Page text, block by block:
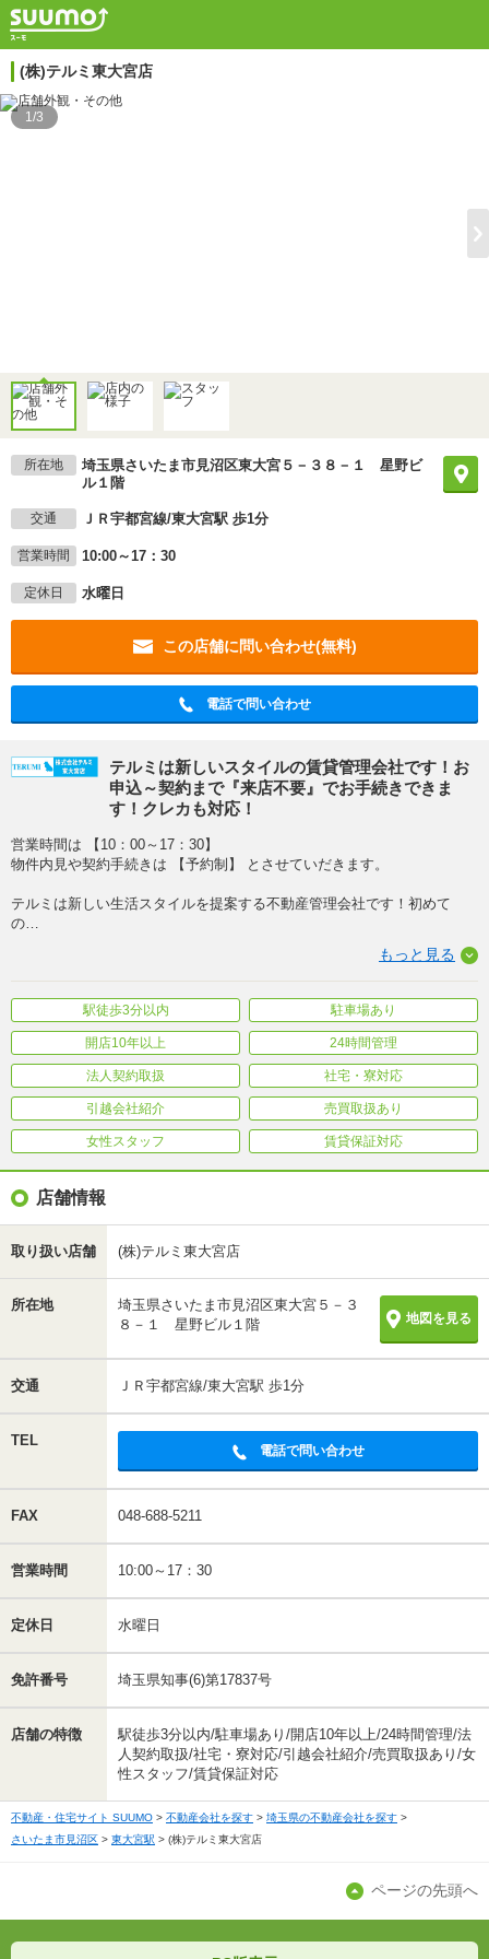
(株)テルミ東大宮店
1/3
所在地
埼玉県さいたま市見沼区東大宮５－３８－１ 星野ビ
ル１階
交通 ＪＲ宇都宮線/東大宮駅 歩1分
営業時間 10:00～17：30
定休日 水曜日
この店舗に問い合わせ(無料)
電話で問い合わせ
テルミは新しいスタイルの賃貸管理会社です！お
申込～契約まで『来店不要』でお手続きできま
す！クレカも対応！
営業時間は 【10：00～17：30】
物件内見や契約手続きは 【予約制】 とさせていだきます。
テルミは新しい生活スタイルを提案する不動産管理会社です！初めて
の…
もっと見る
駅徒歩3分以内 駐車場あり
開店10年以上 24時間管理
法人契約取扱 社宅・寮対応
引越会社紹介 売買取扱あり
女性スタッフ 賃貸保証対応
店舗情報
取り扱い店舗 (株)テルミ東大宮店
所在地
埼玉県さいたま市見沼区東大宮５－３
８－１ 星野ビル１階
地図を見る
交通 ＪＲ宇都宮線/東大宮駅 歩1分
TEL
電話で問い合わせ
FAX 048-688-5211
営業時間 10:00～17：30
定休日 水曜日
免許番号 埼玉県知事(6)第17837号
店舗の特徴
駅徒歩3分以内/駐車場あり/開店10年以上/24時間管理/法
人契約取扱/社宅・寮対応/引越会社紹介/売買取扱あり/女
性スタッフ/賃貸保証対応
不動産・住宅サイト SUUMO 不動産会社を探す
埼玉県の不動産会社を探す
さいたま市見沼区
東大宮駅 (株)テルミ東大宮店
ページの先頭へ